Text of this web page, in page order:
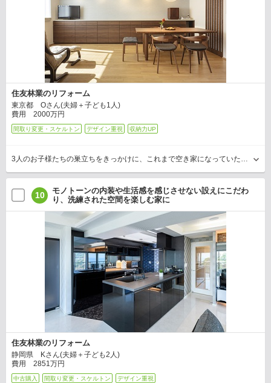
住友林業のリフォーム
東京都 Oさん(夫婦＋子ども1人)
費用 2000万円
間取り変更・スケルトン デザイン重視 収納力UP
3人のお子様たちの巣立ちをきっかけに、これまで空き家になっていたマンションを終の棲家にリフォームされたOさん。寒さの改善をはじめ、ゆったりした空間や充実した収納などを希望されてい…
10
モノトーンの内装や生活感を感じさせない設えにこだわ
り、洗練された空間を楽しむ家に
住友林業のリフォーム
静岡県 Kさん(夫婦＋子ども2人)
費用 2851万円
中古購入 間取り変更・スケルトン デザイン重視